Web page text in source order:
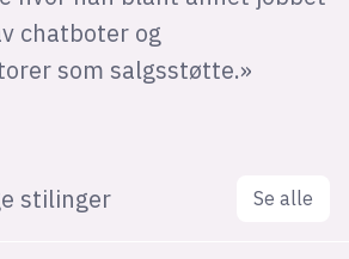
chatboter og
som salgsstøtte.»
stilinger Se alle